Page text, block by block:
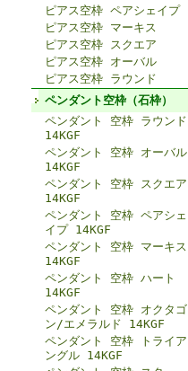
ピアス空枠 ペアシェイプ
ピアス空枠 マーキス
ピアス空枠 スクエア
ピアス空枠 オーバル
ピアス空枠 ラウンド
ペンダント空枠（石枠）
ペンダント 空枠 ラウンド
14KGF
ペンダント 空枠 オーバル
14KGF
ペンダント 空枠 スクエア
14KGF
ペンダント 空枠 ペアシェ
イプ 14KGF
ペンダント 空枠 マーキス
14KGF
ペンダント 空枠 ハート
14KGF
ペンダント 空枠 オクタゴ
ン/エメラルド 14KGF
ペンダント 空枠 トライア
ングル 14KGF